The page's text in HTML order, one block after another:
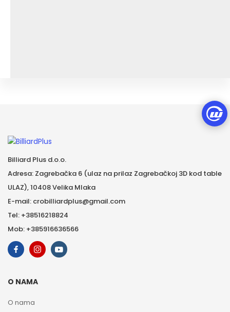
Billiard Plus d.o.o.
Adresa: Zagrebačka 6 (ulaz na prilaz Zagrebačkoj 3D kod table
ULAZ), 10408 Velika Mlaka
E-mail: crobilliardplus@gmail.com
Tel: +38516218824
Mob: +385916636566
O NAMA
O nama